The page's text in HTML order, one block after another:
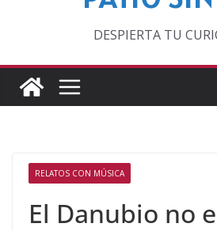
DESPIERTA TU
RELATOS CON MÚSICA
El Danubio no